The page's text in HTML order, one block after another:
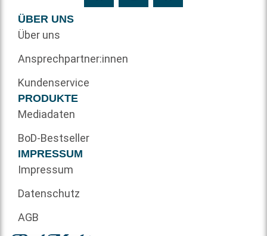
ÜBER UNS
Über uns
Ansprechpartner:innen
Kundenservice
PRODUKTE
Mediadaten
BoD-Bestseller
IMPRESSUM
Impressum
Datenschutz
AGB